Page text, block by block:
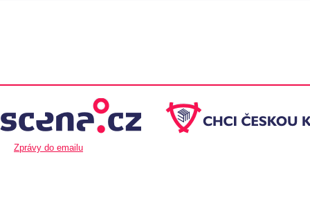
Zprávy do emailu